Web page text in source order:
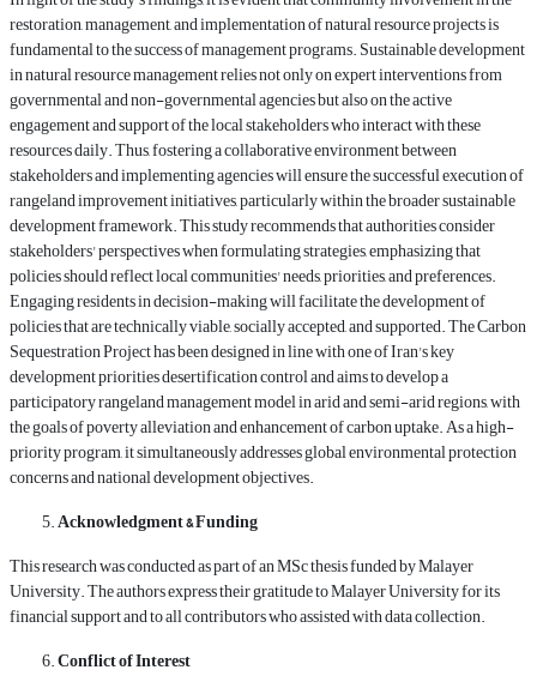
restoration, management, and implementation of natural resource projects is
fundamental to the success of management programs. Sustainable development
in natural resource management relies not only on expert interventions from
governmental and non-governmental agencies but also on the active
engagement and support of the local stakeholders who interact with these
resources daily. Thus, fostering a collaborative environment between
stakeholders and implementing agencies will ensure the successful execution of
rangeland improvement initiatives, particularly within the broader sustainable
development framework. This study recommends that authorities consider
stakeholders' perspectives when formulating strategies, emphasizing that
policies should reflect local communities' needs, priorities, and preferences.
Engaging residents in decision-making will facilitate the development of
policies that are technically viable, socially accepted, and supported. The Carbon
Sequestration Project has been designed in line with one of Iran's key
development priorities desertification control and aims to develop a
participatory rangeland management model in arid and semi-arid regions, with
the goals of poverty alleviation and enhancement of carbon uptake. As a high-
priority program, it simultaneously addresses global environmental protection
concerns and national development objectives.
Acknowledgment & Funding
This research was conducted as part of an MSc thesis funded by Malayer
University. The authors express their gratitude to Malayer University for its
financial support and to all contributors who assisted with data collection.
Conflict of Interest